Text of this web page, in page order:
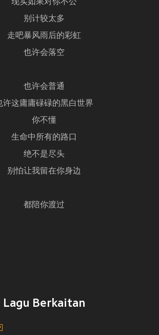
现实如果对你不公
别计较太多
走吧暴风雨后的彩虹
也许会落空
也许会普通
许这庸庸碌碌的黑白世界
你不懂
生命中所有的路口
绝不是尽头
别怕让我留在你身边
都陪你渡过
Lagu Berkaitan